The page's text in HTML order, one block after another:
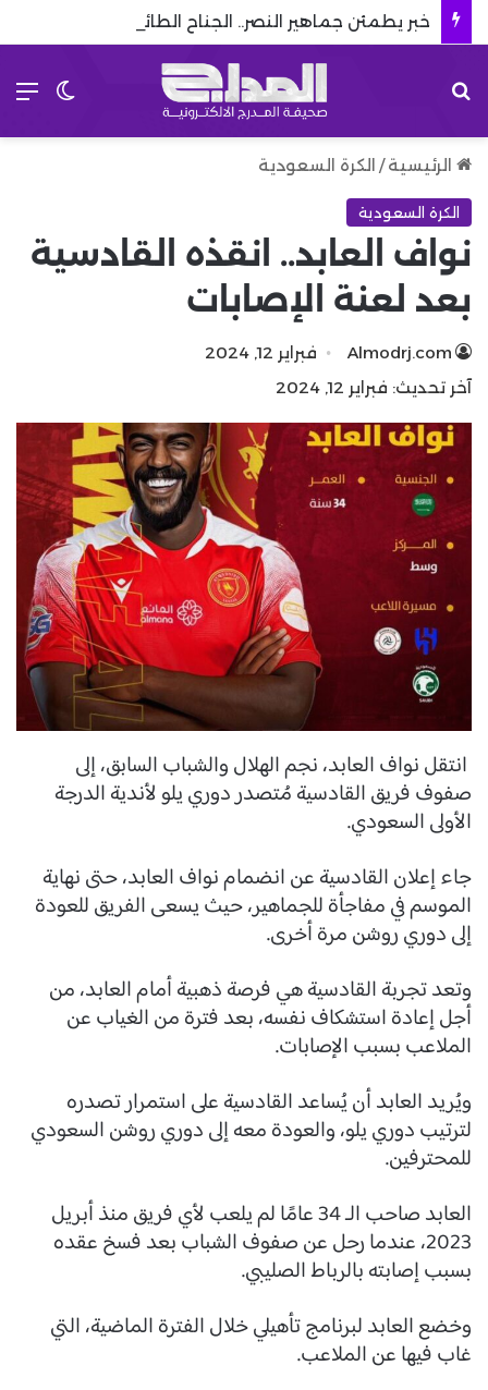
الرئيسية / الكرة السعودية
الكرة السعودية
نواف العابد.. انقذه القادسية
بعد لعنة الإصابات
Almodrj.com
فبراير 12, 2024
آخر تحديث: فبراير 12, 2024
انتقل نواف العابد، نجم الهلال والشباب السابق، إلى
صفوف فريق القادسية مُتصدر دوري يلو لأندية الدرجة
الأولى السعودي.
جاء إعلان القادسية عن انضمام نواف العابد، حتى نهاية
الموسم في مفاجأة للجماهير، حيث يسعى الفريق للعودة
إلى دوري روشن مرة أخرى.
وتعد تجربة القادسية هي فرصة ذهبية أمام العابد، من
أجل إعادة استشكاف نفسه، بعد فترة من الغياب عن
الملاعب بسبب الإصابات.
ويُريد العابد أن يُساعد القادسية على استمرار تصدره
لترتيب دوري يلو، والعودة معه إلى دوري روشن السعودي
للمحترفين.
العابد صاحب الـ 34 عامًا لم يلعب لأي فريق منذ أبريل
2023، عندما رحل عن صفوف الشباب بعد فسخ عقده
بسبب إصابته بالرباط الصليبي.
وخضع العابد لبرنامج تأهيلي خلال الفترة الماضية، التي
غاب فيها عن الملاعب.